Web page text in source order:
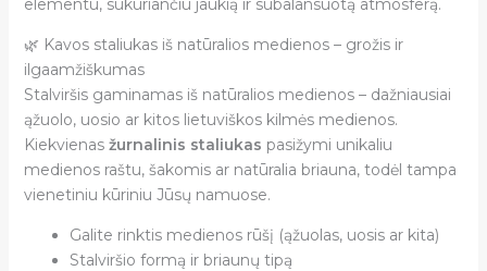
elementu, sukuriančiu jaukią ir subalansuotą atmosferą.
🌿 Kavos staliukas iš natūralios medienos – grožis ir
ilgaamžiškumas
Stalviršis gaminamas iš natūralios medienos – dažniausiai
ąžuolo, uosio ar kitos lietuviškos kilmės medienos.
Kiekvienas žurnalinis staliukas pasižymi unikaliu
medienos raštu, šakomis ar natūralia briauna, todėl tampa
vienetiniu kūriniu Jūsų namuose.
Galite rinktis medienos rūšį (ąžuolas, uosis ar kita)
Stalviršio formą ir briaunų tipą